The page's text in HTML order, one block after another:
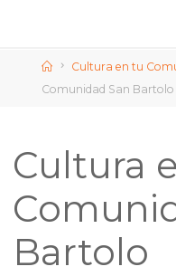
InicioCultura en tu
Comunidad San Bartolo
Cultura
Bartolo